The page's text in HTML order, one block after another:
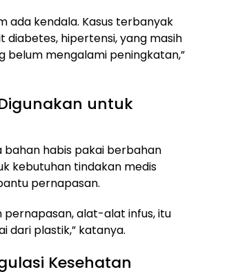
ada kendala. Kasus terbanyak
diabetes, hipertensi, yang masih
belum mengalami peningkatan,”
untuk
bahan habis pakai berbahan
kebutuhan tindakan medis
pernapasan.
pernapasan, alat-alat infus, itu
dari plastik,” katanya.
Kesehatan